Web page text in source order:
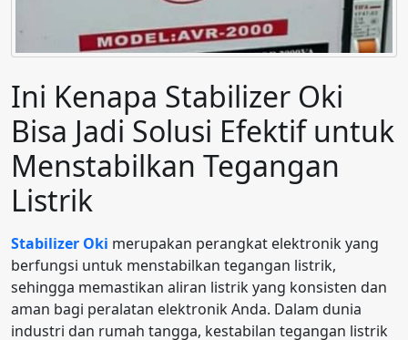
Ini Kenapa Stabilizer Oki
Bisa Jadi Solusi Efektif untuk
Menstabilkan Tegangan
Listrik
Stabilizer Oki merupakan perangkat elektronik yang
berfungsi untuk menstabilkan tegangan listrik,
sehingga memastikan aliran listrik yang konsisten dan
aman bagi peralatan elektronik Anda. Dalam dunia
industri dan rumah tangga, kestabilan tegangan listrik